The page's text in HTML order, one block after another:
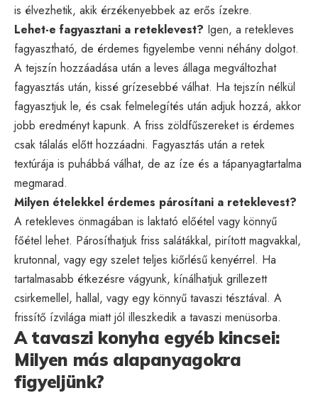
is élvezhetik, akik érzékenyebbek az erős ízekre.
Lehet-e fagyasztani a reteklevest? Igen, a retekleves
fagyasztható, de érdemes figyelembe venni néhány dolgot.
A tejszín hozzáadása után a leves állaga megváltozhat
fagyasztás után, kissé grízesebbé válhat. Ha tejszín nélkül
fagyasztjuk le, és csak felmelegítés után adjuk hozzá, akkor
jobb eredményt kapunk. A friss zöldfűszereket is érdemes
csak tálalás előtt hozzáadni. Fagyasztás után a retek
textúrája is puhábbá válhat, de az íze és a tápanyagtartalma
megmarad.
Milyen ételekkel érdemes párosítani a reteklevest?
A retekleves önmagában is laktató előétel vagy könnyű
főétel lehet. Párosíthatjuk friss salátákkal, pirított magvakkal,
krutonnal, vagy egy szelet teljes kiőrlésű kenyérrel. Ha
tartalmasabb étkezésre vágyunk, kínálhatjuk grillezett
csirkemellel, hallal, vagy egy könnyű tavaszi tésztával. A
frissítő ízvilága miatt jól illeszkedik a tavaszi menüsorba.
A tavaszi konyha egyéb kincsei:
Milyen más alapanyagokra
figyeljünk?